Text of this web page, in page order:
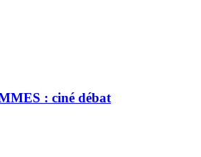
: ciné débat